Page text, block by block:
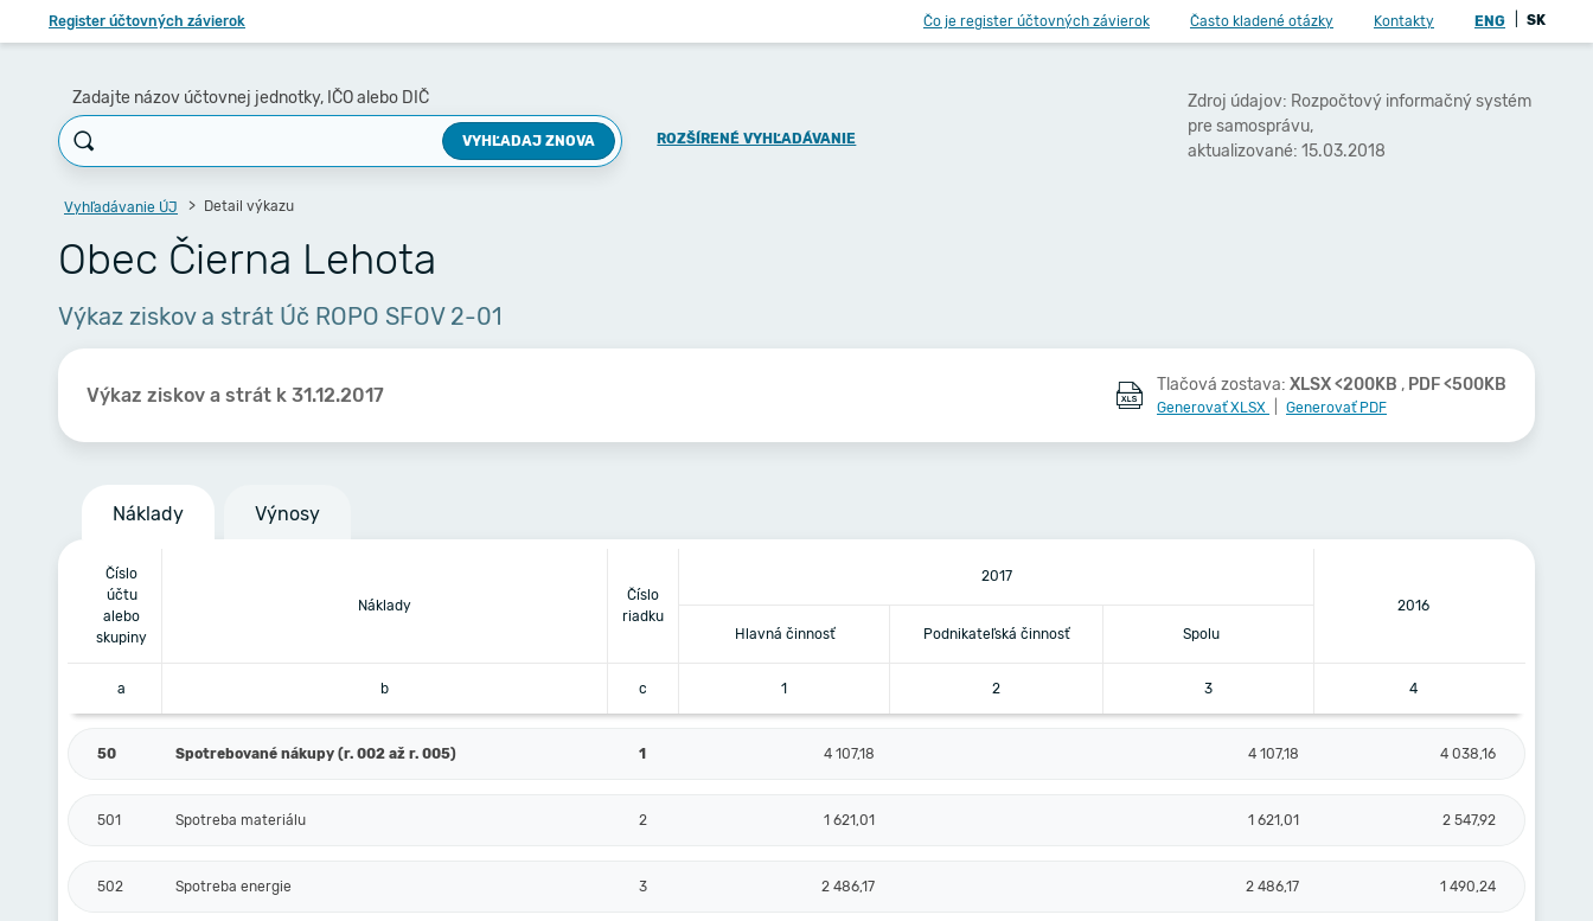
Register účtovných závierok Čo je register účtovných závierok Často kladené otázky Kontakty ENG SK
Zadajte názov účtovnej jednotky, IČO alebo DIČ
VYHĽADAJ ZNOVA ROZŠÍRENÉ VYHĽADÁVANIE
Zdroj údajov: Rozpočtový informačný systém
pre samosprávu,
aktualizované: 15.03.2018
Vyhľadávanie ÚJ Detail výkazu
Obec Čierna Lehota
Výkaz ziskov a strát Úč ROPO SFOV 2-01
Výkaz ziskov a strát k 31.12.2017 Tlačová zostava: XLSX <200KB , PDF <500KB
Generovať XLSX Generovať PDF
Náklady Výnosy
Číslo
účtu
alebo
skupiny
Náklady
Číslo
riadku
2017
2016
Hlavná činnosť
Podnikateľská činnosť Spolu
a b c 1 2 3 4
50 Spotrebované nákupy (r. 002 až r. 005) 1 4 107,18 4 107,18 4 038,16
501 Spotreba materiálu 2 1 621,01 1 621,01 2 547,92
502 Spotreba energie 3 2 486,17 2 486,17 1 490,24